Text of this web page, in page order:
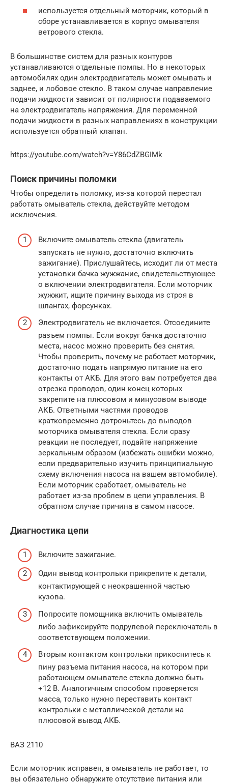
используется отдельный моторчик, который в
сборе устанавливается в корпус омывателя
ветрового стекла.
В большинстве систем для разных контуров
устанавливаются отдельные помпы. Но в некоторых
автомобилях один электродвигатель может омывать и
заднее, и лобовое стекло. В таком случае направление
подачи жидкости зависит от полярности подаваемого
на электродвигатель напряжения. Для переменной
подачи жидкости в разных направлениях в конструкции
используется обратный клапан.
https://youtube.com/watch?v=Y86CdZBGIMk
Поиск причины поломки
Чтобы определить поломку, из-за которой перестал
работать омыватель стекла, действуйте методом
исключения.
Включите омыватель стекла (двигатель
запускать не нужно, достаточно включить
зажигание). Прислушайтесь, исходит ли от места
установки бачка жужжание, свидетельствующее
о включении электродвигателя. Если моторчик
жужжит, ищите причину выхода из строя в
шлангах, форсунках.
Электродвигатель не включается. Отсоедините
разъем помпы. Если вокруг бачка достаточно
места, насос можно проверить без снятия.
Чтобы проверить, почему не работает моторчик,
достаточно подать напрямую питание на его
контакты от АКБ. Для этого вам потребуется два
отрезка проводов, один конец которых
закрепите на плюсовом и минусовом выводе
АКБ. Ответными частями проводов
кратковременно дотроньтесь до выводов
моторчика омывателя стекла. Если сразу
реакции не последует, подайте напряжение
зеркальным образом (избежать ошибки можно,
если предварительно изучить принципиальную
схему включения насоса на вашем автомобиле).
Если моторчик сработает, омыватель не
работает из-за проблем в цепи управления. В
обратном случае причина в самом насосе.
Диагностика цепи
Включите зажигание.
Один вывод контрольки прикрепите к детали,
контактирующей с неокрашенной частью
кузова.
Попросите помощника включить омыватель
либо зафиксируйте подрулевой переключатель в
соответствующем положении.
Вторым контактом контрольки прикоснитесь к
пину разъема питания насоса, на котором при
работающем омывателе стекла должно быть
+12 В. Аналогичным способом проверяется
масса, только нужно переставить контакт
контрольки с металлической детали на
плюсовой вывод АКБ.
ВАЗ 2110
Если моторчик исправен, а омыватель не работает, то
вы обязательно обнаружите отсутствие питания или